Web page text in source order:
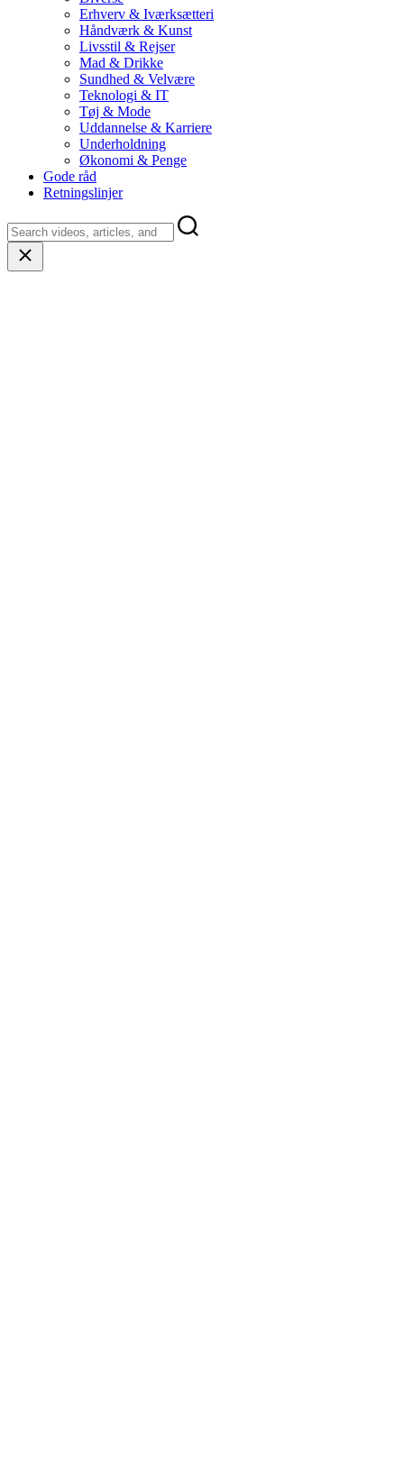
Erhverv & Iværksætteri
Håndværk & Kunst
Livsstil & Rejser
Mad & Drikke
Sundhed & Velvære
Teknologi & IT
Tøj & Mode
Uddannelse & Karriere
Underholdning
Økonomi & Penge
Gode råd
Retningslinjer
Close
search